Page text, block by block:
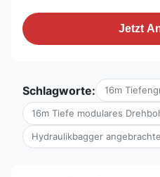
Jetzt
Schlagworte: 16m
16m Tiefe modulares
Hydraulikbagger